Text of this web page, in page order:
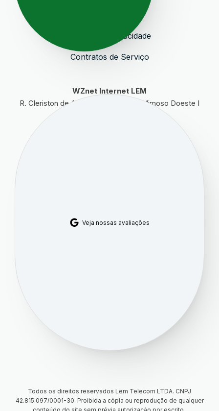
Veja nossas avaliações
Política de Privacidade
Contratos de Serviço
WZnet Internet LEM
R. Cleriston de Andrade, 1556 - Lot. Mimoso Doeste I
Todos os direitos reservados Lem Telecom LTDA. CNPJ
42.815.097/0001-30. Proibida a cópia ou reprodução de qualquer